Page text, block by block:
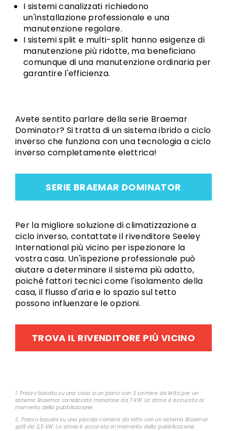
I sistemi canalizzati richiedono
un'installazione professionale e una
manutenzione regolare.
I sistemi split e multi-split hanno esigenze di
manutenzione più ridotte, ma beneficiano
comunque di una manutenzione ordinaria per
garantire l'efficienza.
Avete sentito parlare della serie Braemar
Dominator? Si tratta di un sistema ibrido a ciclo
inverso che funziona con una tecnologia a ciclo
inverso completamente elettrica!
SERIE BRAEMAR DOMINATOR
Per la migliore soluzione di climatizzazione a
ciclo inverso, contattate il rivenditore Seeley
International più vicino per ispezionare la
vostra casa. Un'ispezione professionale può
aiutare a determinare il sistema più adatto,
poiché fattori tecnici come l'isolamento della
casa, il flusso d'aria e lo spazio sul tetto
possono influenzare le opzioni.
TROVA IL RIVENDITORE PIÙ VICINO
1. Prezzo basato su una casa a un piano con 3 camere da letto per un
sistema Braemar canalizzato monofase da 7 kW. La stima è accurata al
momento della pubblicazione.
2. Prezzo basato su una piccola camera da letto con un sistema Braemar
split da 2,5 kW. La stima è accurata al momento della pubblicazione.